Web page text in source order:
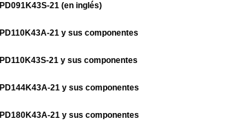
21 (en inglés)
21 y sus componentes
21 y sus componentes
21 y sus componentes
21 y sus componentes